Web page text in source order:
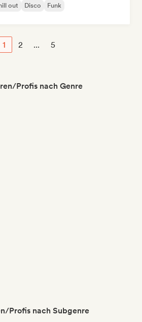
out Disco Funk
1 2 ... 5
Profis nach Genre
Profis nach Subgenre